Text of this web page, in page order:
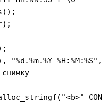
"%d.%m.%Y
снимку